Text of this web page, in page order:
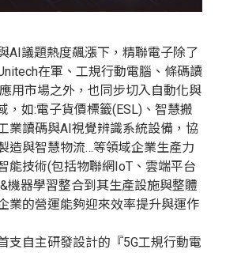
AI議題熱度飆漲下，精聯電子除了
在軍、工規行動電腦、條碼讀
用市場之外，也同步切入自動化與
，如:電子貨價標籤(ESL)、智慧搬
業讀碼與AI視覺辨識系統設備，協
造與智慧物流…等領域企業生產力
能技術(包括物聯網IoT、雲端平台
機器學習整合到其生產設施與整體
業的營運能夠迎來效率提升與運作
支自主研發設計的『5G工規行動電